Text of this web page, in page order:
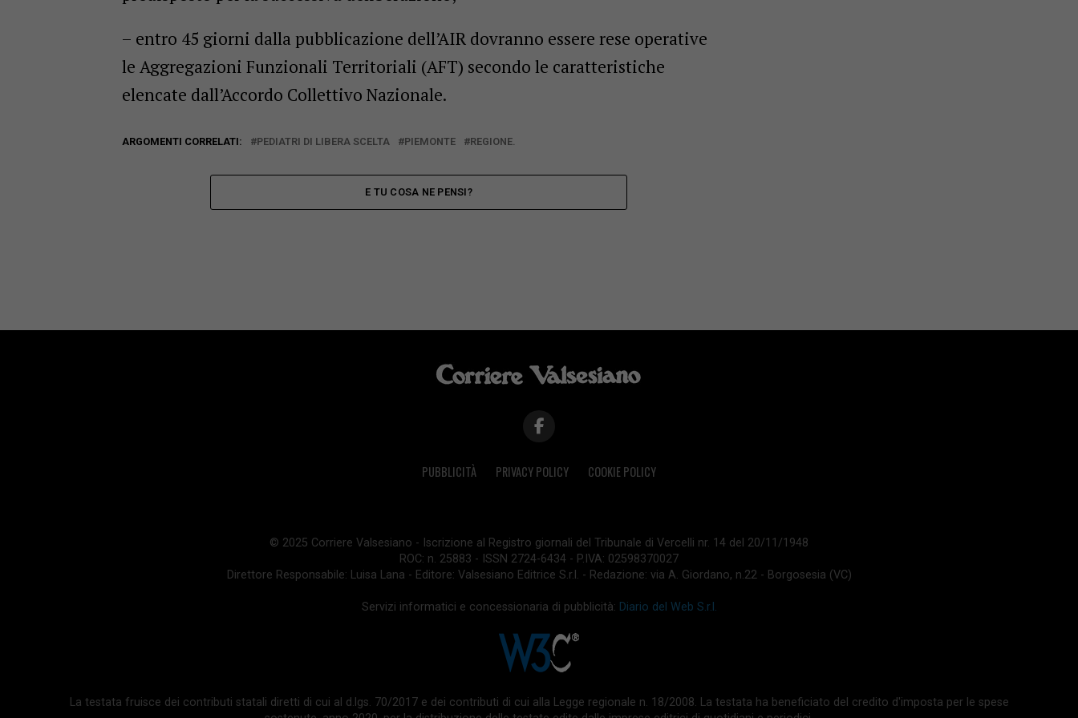
– entro 45 giorni dalla pubblicazione dell’AIR dovranno essere rese operative
le Aggregazioni Funzionali Territoriali (AFT) secondo le caratteristiche
elencate dall’Accordo Collettivo Nazionale.
ARGOMENTI CORRELATI: PEDIATRI DI LIBERA SCELTA PIEMONTE REGIONE.
E TU COSA NE PENSI?
PUBBLICITÀ PRIVACY POLICY COOKIE POLICY
© 2025 Corriere Valsesiano - Iscrizione al Registro giornali del Tribunale di Vercelli nr. 14 del 20/11/1948
ROC: n. 25883 - ISSN 2724-6434 - P.IVA: 02598370027
Direttore Responsabile: Luisa Lana - Editore: Valsesiano Editrice S.r.l. - Redazione: via A. Giordano, n.22 - Borgosesia (VC)
Servizi informatici e concessionaria di pubblicità: Diario del Web S.r.l.
La testata fruisce dei contributi statali diretti di cui al d.lgs. 70/2017 e dei contributi di cui alla Legge regionale n. 18/2008. La testata ha beneficiato del credito d'imposta per le spese